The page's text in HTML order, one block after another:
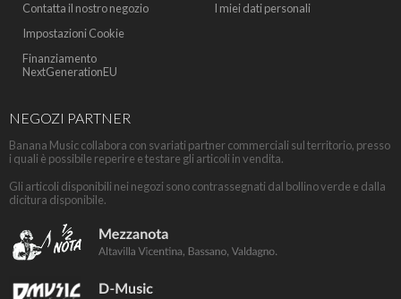
Contatta il nostro negozio
Impostazioni Cookie
Finanziamento
NextGenerationEU
I miei dati personali
NEGOZI PARTNER
Banana Music collabora con svariati partner commerciali sul territorio, presso
i quali è possibile reperire e testare gli articoli in vendita.
Gli articoli disponibili nei negozi sono contrassegnati dal bollino verde e dalla
dicitura disponibile.